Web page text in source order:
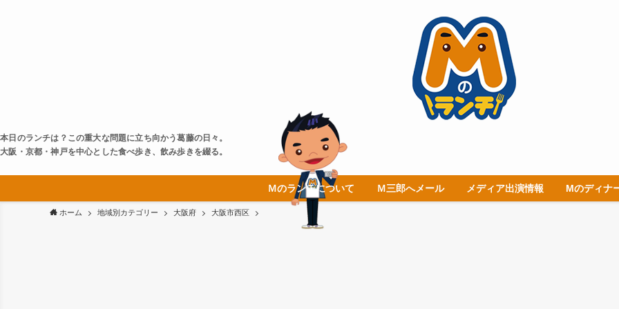
本日のランチは？この重大な問題に立ち向かう葛藤の日々。
大阪・京都・神戸を中心とした食べ歩き、飲み歩きを綴る。
Ｍのランチについて Ｍ三郎へメール メディア出演情報 Mのディナ
ホーム 地域別カテゴリー 大阪府 大阪市西区